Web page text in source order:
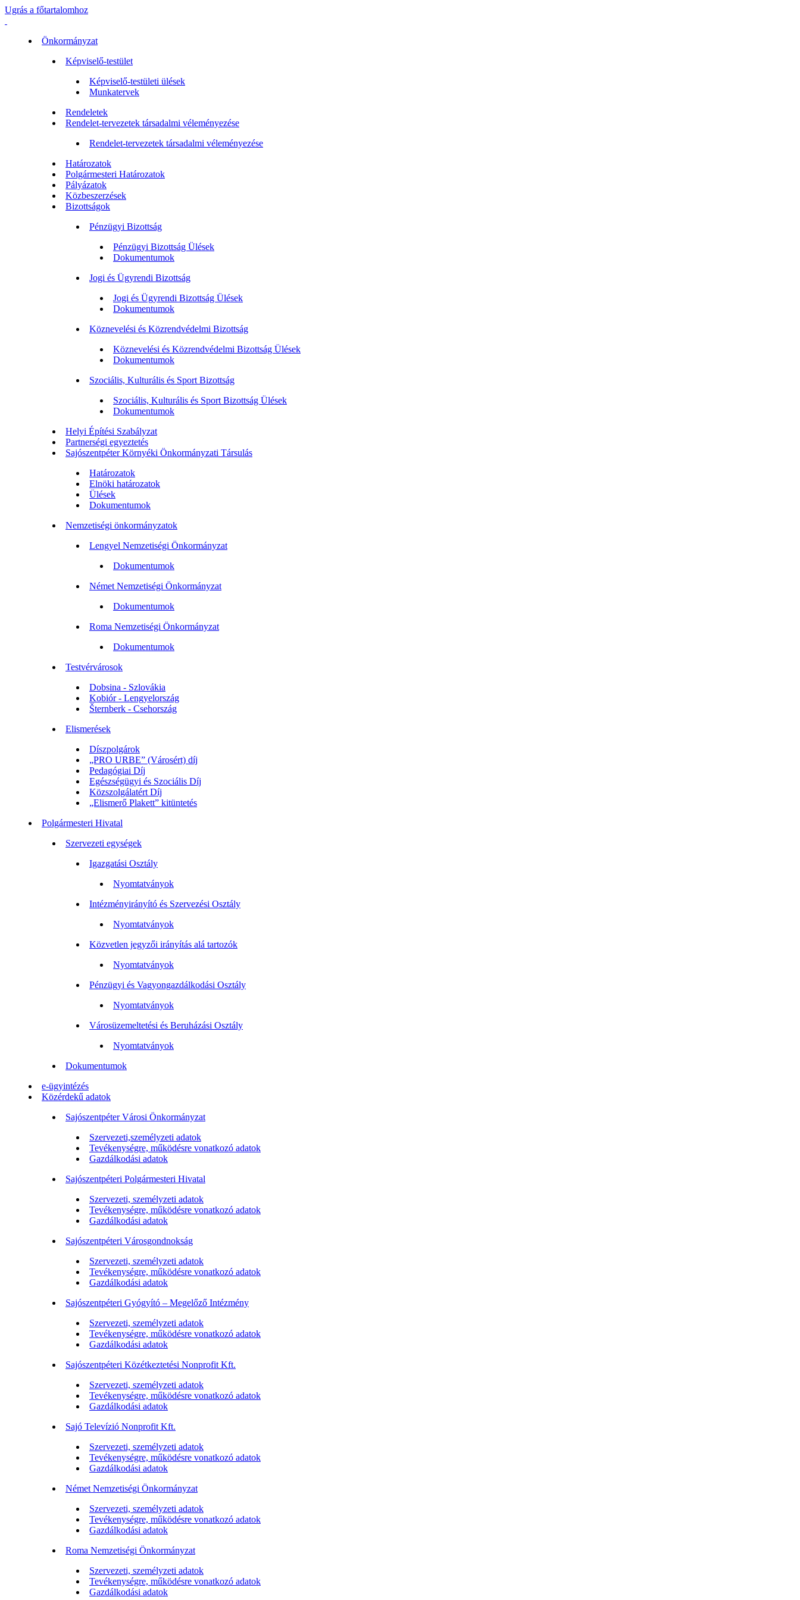
Ugrás a főtartalomhoz
Önkormányzat
Képviselő-testület
Képviselő-testületi ülések
Munkatervek
Rendeletek
Rendelet-tervezetek társadalmi véleményezése
Rendelet-tervezetek társadalmi véleményezése
Határozatok
Polgármesteri Határozatok
Pályázatok
Közbeszerzések
Bizottságok
Pénzügyi Bizottság
Pénzügyi Bizottság Ülések
Dokumentumok
Jogi és Ügyrendi Bizottság
Jogi és Ügyrendi Bizottság Ülések
Dokumentumok
Köznevelési és Közrendvédelmi Bizottság
Köznevelési és Közrendvédelmi Bizottság Ülések
Dokumentumok
Szociális, Kulturális és Sport Bizottság
Szociális, Kulturális és Sport Bizottság Ülések
Dokumentumok
Helyi Építési Szabályzat
Partnerségi egyeztetés
Sajószentpéter Környéki Önkormányzati Társulás
Határozatok
Elnöki határozatok
Ülések
Dokumentumok
Nemzetiségi önkormányzatok
Lengyel Nemzetiségi Önkormányzat
Dokumentumok
Német Nemzetiségi Önkormányzat
Dokumentumok
Roma Nemzetiségi Önkormányzat
Dokumentumok
Testvérvárosok
Dobsina - Szlovákia
Kobiór - Lengyelország
Šternberk - Csehország
Elismerések
Díszpolgárok
„PRO URBE” (Városért) díj
Pedagógiai Díj
Egészségügyi és Szociális Díj
Közszolgálatért Díj
„Elismerő Plakett” kitüntetés
Polgármesteri Hivatal
Szervezeti egységek
Igazgatási Osztály
Nyomtatványok
Intézményirányító és Szervezési Osztály
Nyomtatványok
Közvetlen jegyzői irányítás alá tartozók
Nyomtatványok
Pénzügyi és Vagyongazdálkodási Osztály
Nyomtatványok
Városüzemeltetési és Beruházási Osztály
Nyomtatványok
Dokumentumok
e-ügyintézés
Közérdekű adatok
Sajószentpéter Városi Önkormányzat
Szervezeti,személyzeti adatok
Tevékenységre, működésre vonatkozó adatok
Gazdálkodási adatok
Sajószentpéteri Polgármesteri Hivatal
Szervezeti, személyzeti adatok
Tevékenységre, működésre vonatkozó adatok
Gazdálkodási adatok
Sajószentpéteri Városgondnokság
Szervezeti, személyzeti adatok
Tevékenységre, működésre vonatkozó adatok
Gazdálkodási adatok
Sajószentpéteri Gyógyító – Megelőző Intézmény
Szervezeti, személyzeti adatok
Tevékenységre, működésre vonatkozó adatok
Gazdálkodási adatok
Sajószentpéteri Közétkeztetési Nonprofit Kft.
Szervezeti, személyzeti adatok
Tevékenységre, működésre vonatkozó adatok
Gazdálkodási adatok
Sajó Televízió Nonprofit Kft.
Szervezeti, személyzeti adatok
Tevékenységre, működésre vonatkozó adatok
Gazdálkodási adatok
Német Nemzetiségi Önkormányzat
Szervezeti, személyzeti adatok
Tevékenységre, működésre vonatkozó adatok
Gazdálkodási adatok
Roma Nemzetiségi Önkormányzat
Szervezeti, személyzeti adatok
Tevékenységre, működésre vonatkozó adatok
Gazdálkodási adatok